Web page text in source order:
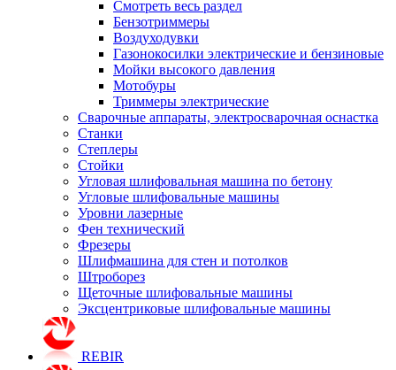
Смотреть весь раздел
Бензотриммеры
Воздуходувки
Газонокосилки электрические и бензиновые
Мойки высокого давления
Мотобуры
Триммеры электрические
Сварочные аппараты, электросварочная оснастка
Станки
Степлеры
Стойки
Угловая шлифовальная машина по бетону
Угловые шлифовальные машины
Уровни лазерные
Фен технический
Фрезеры
Шлифмашина для стен и потолков
Штроборез
Щеточные шлифовальные машины
Эксцентриковые шлифовальные машины
REBIR